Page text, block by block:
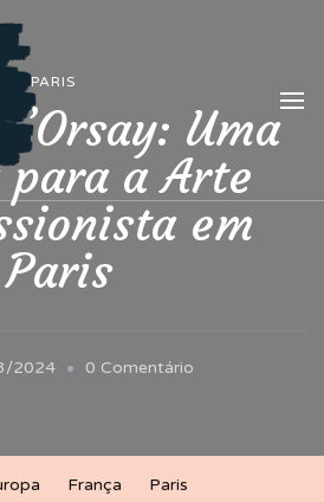
Passeios
PARIS
Uma
para a Arte
em
Paris
2024 0 ComentárioEm
França
Paris